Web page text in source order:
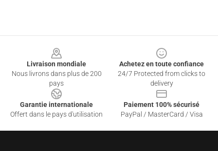
Livraison mondiale
Nous livrons dans plus de 200
pays
Achetez en toute confiance
24/7 Protected from clicks to
delivery
Garantie internationale
Offert dans le pays d'utilisation
Paiement 100% sécurisé
PayPal / MasterCard / Visa